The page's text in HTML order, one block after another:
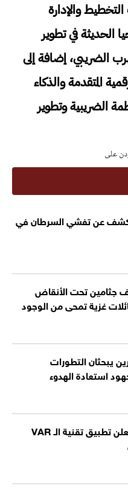
التخطيط والإدارة
الحديثة في تطوير
الضريبي، إضافة إلى
المتقدمة والذكاء
الضريبية وتطوير
على
عن تفشي السرطان في
جثامين تحت الأنقاض
غزية تمحى من الوجود
يبحثان التطورات
استعادة الهدوء
اتحاد الكرة يعلن تطبيق تقنية الـ VAR